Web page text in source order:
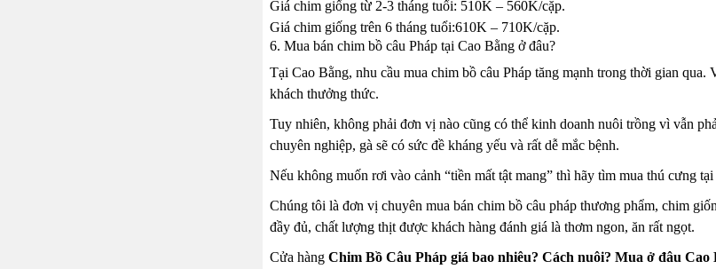
Giá chim giống từ 2-3 tháng tuổi: 510K – 560K/cặp.
Giá chim giống trên 6 tháng tuổi:610K – 710K/cặp.
6. Mua bán chim bồ câu Pháp tại Cao Bằng ở đâu?
Tại Cao Bằng, nhu cầu mua chim bồ câu Pháp tăng mạnh trong thời gian
khách thưởng thức.
Tuy nhiên, không phải đơn vị nào cũng có thể kinh doanh nuôi trồng vì vẫn
chuyên nghiệp, gà sẽ có sức đề kháng yếu và rất dễ mắc bệnh.
Nếu không muốn rơi vào cảnh “tiền mất tật mang” thì hãy tìm mua thú cưng
Chúng tôi là đơn vị chuyên mua bán chim bồ câu pháp thương phẩm, chim
đầy đủ, chất lượng thịt được khách hàng đánh giá là thơm ngon, ăn rất ngọt.
Cửa hàng Chim Bồ Câu Pháp giá bao nhiêu? Cách nuôi? Mua ở đâu Cao